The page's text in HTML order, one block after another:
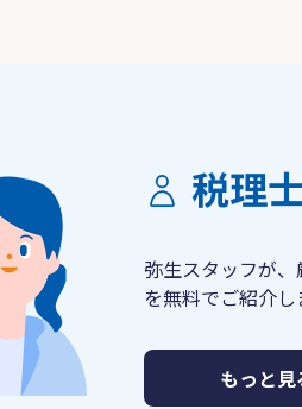
税理
弥生スタッフが
を無料でご紹介し
もっと見